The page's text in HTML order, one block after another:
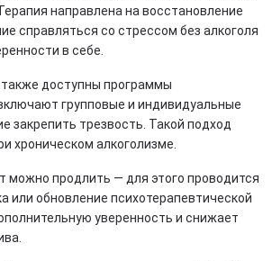
направлена на восстановление
справляться со стрессом без алкоголя
в себе.
доступны программы
групповые и индивидуальные
закрепить трезвость. Такой подход
хроническом алкоголизме.
можно продлить — для этого проводится
или обновление психотерапевтической
уверенность и снижает